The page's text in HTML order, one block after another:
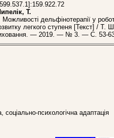
Т.
дельфінотерапії у
легкого ступеня [Текст] / Т.
— 2019. — № 3. — С. 53-63.
психологічна адаптація